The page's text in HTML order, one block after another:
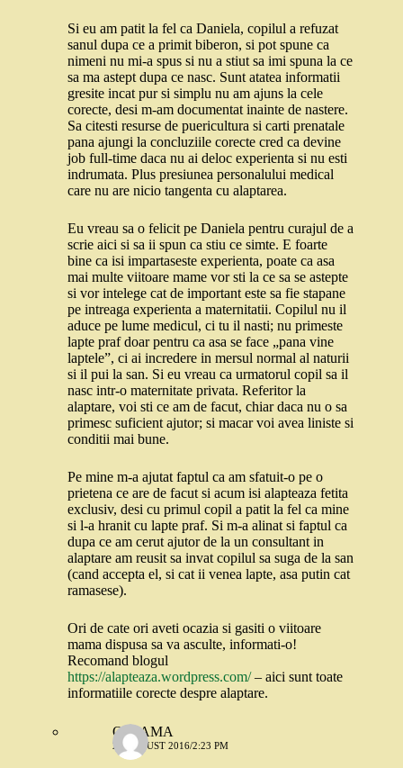
Si eu am patit la fel ca Daniela, copilul a refuzat
sanul dupa ce a primit biberon, si pot spune ca
nimeni nu mi-a spus si nu a stiut sa imi spuna la ce
sa ma astept dupa ce nasc. Sunt atatea informatii
gresite incat pur si simplu nu am ajuns la cele
corecte, desi m-am documentat inainte de nastere.
Sa citesti resurse de puericultura si carti prenatale
pana ajungi la concluziile corecte cred ca devine
job full-time daca nu ai deloc experienta si nu esti
indrumata. Plus presiunea personalului medical
care nu are nicio tangenta cu alaptarea.
Eu vreau sa o felicit pe Daniela pentru curajul de a
scrie aici si sa ii spun ca stiu ce simte. E foarte
bine ca isi impartaseste experienta, poate ca asa
mai multe viitoare mame vor sti la ce sa se astepte
si vor intelege cat de important este sa fie stapane
pe intreaga experienta a maternitatii. Copilul nu il
aduce pe lume medicul, ci tu il nasti; nu primeste
lapte praf doar pentru ca asa se face „pana vine
laptele”, ci ai incredere in mersul normal al naturii
si il pui la san. Si eu vreau ca urmatorul copil sa il
nasc intr-o maternitate privata. Referitor la
alaptare, voi sti ce am de facut, chiar daca nu o sa
primesc suficient ajutor; si macar voi avea liniste si
conditii mai bune.
Pe mine m-a ajutat faptul ca am sfatuit-o pe o
prietena ce are de facut si acum isi alapteaza fetita
exclusiv, desi cu primul copil a patit la fel ca mine
si l-a hranit cu lapte praf. Si m-a alinat si faptul ca
dupa ce am cerut ajutor de la un consultant in
alaptare am reusit sa invat copilul sa suga de la san
(cand accepta el, si cat ii venea lapte, asa putin cat
ramasese).
Ori de cate ori aveti ocazia si gasiti o viitoare
mama dispusa sa va asculte, informati-o!
Recomand blogul
https://alapteaza.wordpress.com/– aici sunt toate
informatiile corecte despre alaptare.
O MAMA
27 AUGUST 2016/2:23 PM